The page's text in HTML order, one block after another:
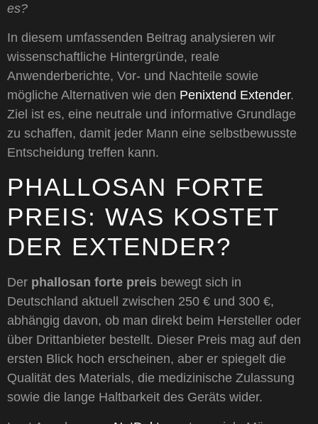
es?
In diesem umfassenden Beitrag analysieren wir
wissenschaftliche Hintergründe, reale
Anwenderberichte, Vor- und Nachteile sowie
mögliche Alternativen wie den Penixtend Extender.
Ziel ist es, eine neutrale und informative Grundlage
zu schaffen, damit jeder Mann eine selbstbewusste
Entscheidung treffen kann.
PHALLOSAN FORTE
PREIS: WAS KOSTET
DER EXTENDER?
Der phallosan forte preis bewegt sich in
Deutschland aktuell zwischen 250 € und 300 €,
abhängig davon, ob man direkt beim Hersteller oder
über Drittanbieter bestellt. Dieser Preis mag auf den
ersten Blick hoch erscheinen, aber er spiegelt die
Qualität des Materials, die medizinische Zulassung
sowie die lange Haltbarkeit des Geräts wider.